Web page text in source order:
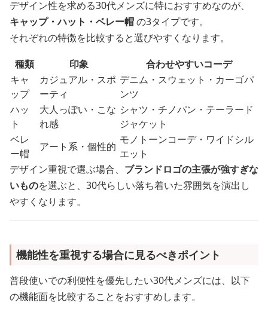
デザイン性を求める30代メンズに特におすすめなのが、
キャップ・ハット・ベレー帽の3タイプです。
それぞれの特徴を比較すると選びやすくなります。
種類
印象
合わせやすいコーデ
キャ
ップ
カジュアル・スポ
ーティ
デニム・スウェット・カーゴパ
ンツ
ハッ
ト
大人っぽい・こな
れ感
シャツ・チノパン・テーラード
ジャケット
ベレ
ー帽
アート系・個性的
モノトーンコーデ・ワイドシル
エット
デザイン重視で選ぶ場合、 ブランドロゴの主張が強すぎな
いものを選ぶと、30代らしい落ち着いた雰囲気を演出し
やすくなります。
機能性を重視する場合に見るべきポイント
普段使いでの利便性を優先したい30代メンズには、以下
の機能面を比較することをおすすめします。